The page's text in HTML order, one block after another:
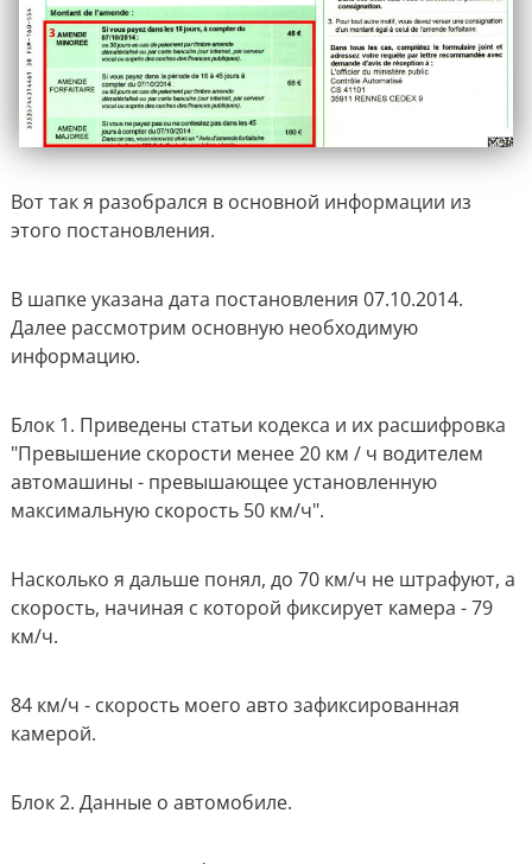
Вот так я разобрался в основной информации из
этого постановления.
В шапке указана дата постановления 07.10.2014.
Далее рассмотрим основную необходимую
информацию.
Блок 1. Приведены статьи кодекса и их расшифровка
"Превышение скорости менее 20 км / ч водителем
автомашины - превышающее установленную
максимальную скорость 50 км/ч".
Насколько я дальше понял, до 70 км/ч не штрафуют, а
скорость, начиная с которой фиксирует камера - 79
км/ч.
84 км/ч - скорость моего авто зафиксированная
камерой.
Блок 2. Данные о автомобиле.